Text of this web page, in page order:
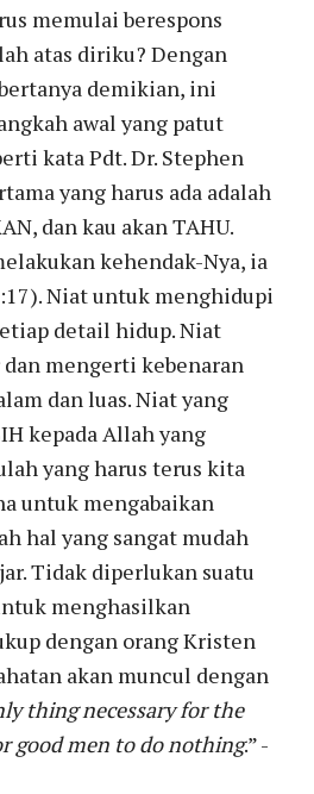
memulai berespons
atas diriku? Dengan
demikian, ini
awal yang patut
kata Pdt. Dr. Stephen
yang harus ada adalah
dan kau akan TAHU.
kehendak-Nya, ia
Niat untuk menghidupi
detail hidup. Niat
mengerti kebenaran
dan luas. Niat yang
kepada Allah yang
yang harus terus kita
untuk mengabaikan
hal yang sangat mudah
Tidak diperlukan suatu
menghasilkan
dengan orang Kristen
akan muncul dengan
thing necessary for the
good men to do nothing.” -